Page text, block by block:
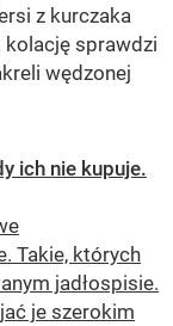
z kurczaka
kolację sprawdzi
wędzonej
ich nie kupuje.
Takie, których
jadłospisie.
je szerokim